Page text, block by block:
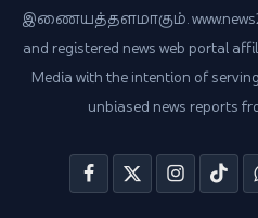
இணையத்தளமாகும்.
and registered news web portal
Media with the intention of
unbiased news reports